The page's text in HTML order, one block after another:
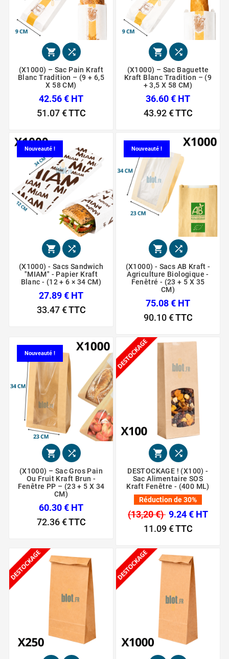
 
(X1000) – Sac Pain Kraft
Blanc Tradition – (9 + 6,5
X 58 CM)
42.56 € HT
51.07 €TTC
 
(X1000) – Sac Baguette
Kraft Blanc Tradition – (9
+ 3,5 X 58 CM)
36.60 € HT
43.92 €TTC
Nouveauté !
 
(X1000) - Sacs Sandwich
"MIAM" - Papier Kraft
Blanc - (12 + 6 × 34 CM)
27.89 € HT
33.47 €TTC
Nouveauté !
 
(X1000) - Sacs AB Kraft -
Agriculture Biologique -
Fenêtré - (23 + 5 X 35
CM)
75.08 € HT
90.10 €TTC
Nouveauté !
 
(X1000) – Sac Gros Pain
Ou Fruit Kraft Brun -
Fenêtre PP – (23 + 5 X 34
CM)
60.30 € HT
72.36 €TTC
 
DESTOCKAGE ! (X100) -
Sac Alimentaire SOS
Kraft Fenêtre - (400 ML)
Réduction de 30%
(13,20 €) 9.24 € HT
11.09 €TTC